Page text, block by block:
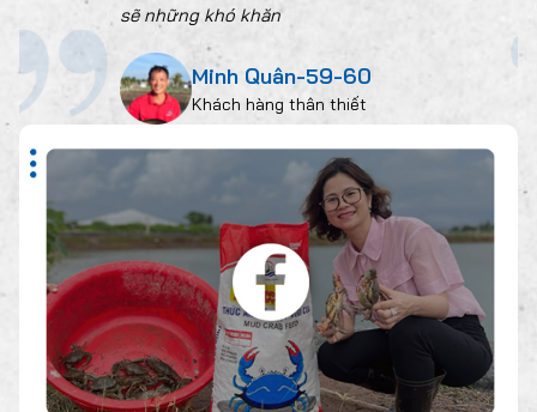
sẽ những khó khăn
Minh Quân-59-60
Khách hàng thân thiết